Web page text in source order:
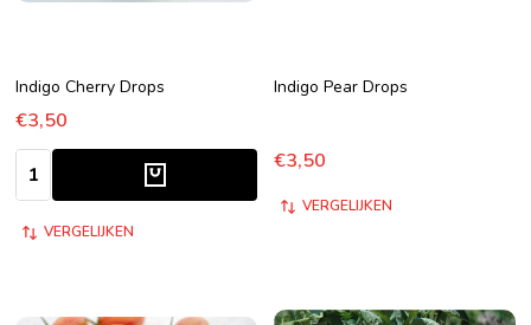
Indigo Cherry Drops
€3,50
Aantal:
VERGELIJKEN
Indigo Pear Drops
€3,50
VERGELIJKEN